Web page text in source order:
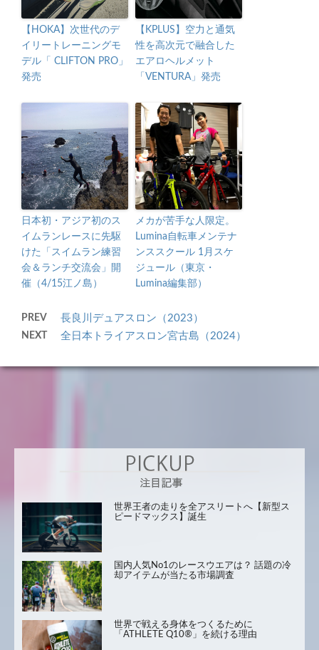
【HOKA】次世代のデ
イリートレーニングモ
デル「 CLIFTON PRO」
発売
【KPLUS】空力と通気
性を高次元で融合した
エアロヘルメット
「VENTURA」発売
日本初・アジア初のス
イムランレースに先駆
けた「スイムラン練習
会＆ランチ交流会」開
催（4/15江ノ島）
メカが苦手な人限定。
Lumina自転車メンテナ
ンススクール 1月スケ
ジュール（東京・
Lumina編集部）
PREV 長良川デュアスロン（2023）
NEXT 全日本トライアスロン宮古島（2024）
世界王者の走りを全アスリートへ【新型ス
ピードマックス】誕生
国内人気No1のレースウエアは？ 話題の冷
却アイテムが当たる市場調査
世界で戦える身体をつくるために
「ATHLETE Q10®」を続ける理由